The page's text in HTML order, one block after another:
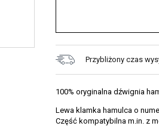
Przybliżony czas
100% oryginalna dźwignia
Lewa klamka hamulca o
Część kompatybilna m.in. z